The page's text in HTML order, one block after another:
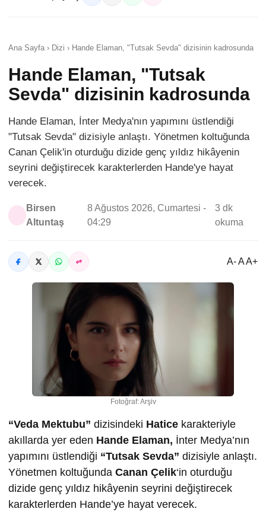
Ana Sayfa › Dizi › Hande Elaman, "Tutsak Sevda" dizisinin kadrosunda
Hande Elaman, "Tutsak
Sevda" dizisinin kadrosunda
Hande Elaman, İnter Medya'nın yapımını üstlendiği
"Tutsak Sevda" dizisiyle anlaştı. Yönetmen koltuğunda
Canan Çelik'in oturduğu dizide genç yıldız hikâyenin
seyrini değiştirecek karakterlerden Hande'ye hayat
verecek.
Birsen
Altuntaş
8 Ağustos 2026, Cumartesi -
04:29
3 dk
okuma
A- A A+
Fotoğraf: Arşiv
“Veda Mektubu” dizisindeki Hatice karakteriyle
akıllarda yer eden Hande Elaman, İnter Medya’nın
yapımını üstlendiği “Tutsak Sevda” dizisiyle anlaştı.
Yönetmen koltuğunda Canan Çelik‘in oturduğu
dizide genç yıldız hikâyenin seyrini değiştirecek
karakterlerden Hande’ye hayat verecek.